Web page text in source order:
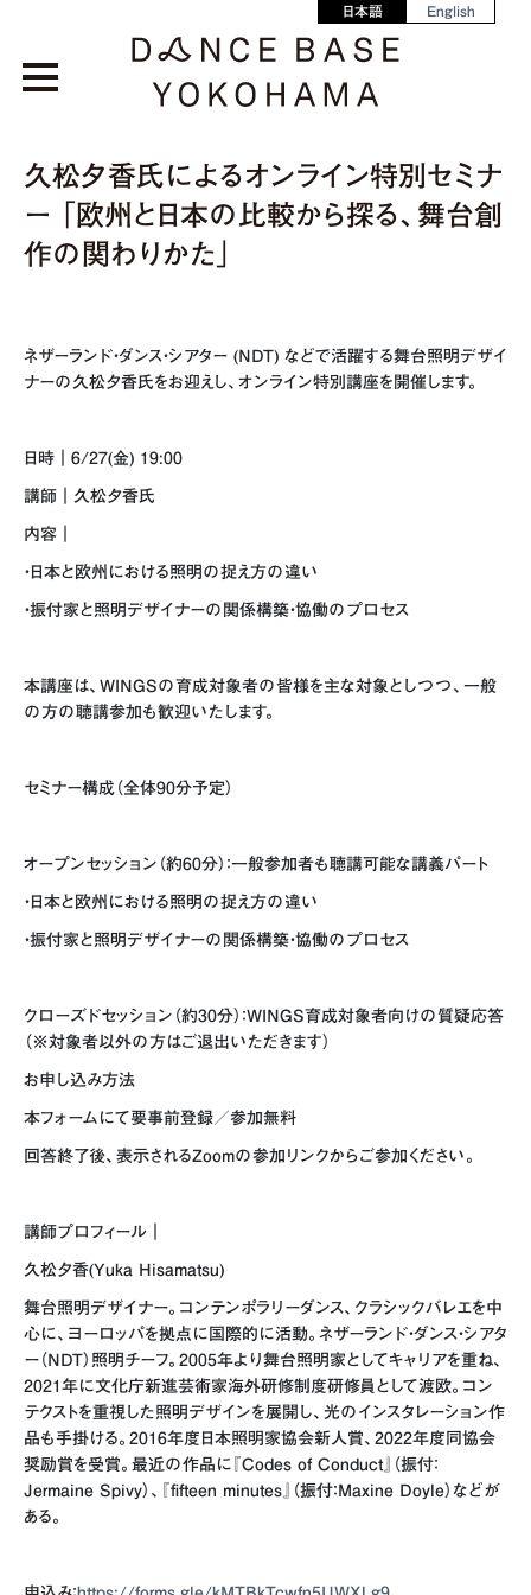
日本語 English
久松夕香氏によるオンライン特別セミナ
ー 「欧州と日本の比較から探る、舞台創
作の関わりかた」
ネザーランド・ダンス・シアター (NDT) などで活躍する舞台照明デザイ
ナーの久松夕香氏をお迎えし、オンライン特別講座を開催します。
日時｜6/27(金) 19:00
講師｜久松夕香氏
内容｜
・日本と欧州における照明の捉え方の違い
・振付家と照明デザイナーの関係構築・協働のプロセス
本講座は、WINGSの育成対象者の皆様を主な対象としつつ、一般
の方の聴講参加も歓迎いたします。
セミナー構成（全体90分予定）
オープンセッション（約60分）：一般参加者も聴講可能な講義パート
・日本と欧州における照明の捉え方の違い
・振付家と照明デザイナーの関係構築・協働のプロセス
クローズドセッション（約30分）：WINGS育成対象者向けの質疑応答
（※対象者以外の方はご退出いただきます）
お申し込み方法
本フォームにて要事前登録／参加無料
回答終了後、表示されるZoomの参加リンクからご参加ください。
講師プロフィール｜
久松夕香(Yuka Hisamatsu)
舞台照明デザイナー。コンテンポラリーダンス、クラシックバレエを中
心に、ヨーロッパを拠点に国際的に活動。ネザーランド・ダンス・シアタ
ー（NDT）照明チーフ。2005年より舞台照明家としてキャリアを重ね、
2021年に文化庁新進芸術家海外研修制度研修員として渡欧。コン
テクストを重視した照明デザインを展開し、光のインスタレーション作
品も手掛ける。2016年度日本照明家協会新人賞、2022年度同協会
奨励賞を受賞。最近の作品に『Codes of Conduct』（振付：
Jermaine Spivy）、『fifteen minutes』（振付：Maxine Doyle）などが
ある。